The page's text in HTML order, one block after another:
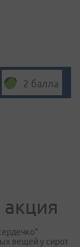
2 балла
вещей у сирот